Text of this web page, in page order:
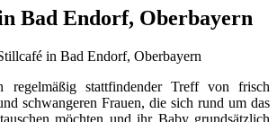
Bad Endorf, Oberbayern
stattfindender Treff von frisch
schwangeren Frauen, die sich rund um das